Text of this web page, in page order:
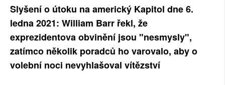
Slyšení o útoku na americký Kapitol dne 6.
ledna 2021: William Barr řekl, že
exprezidentova obvinění jsou "nesmysly",
zatímco několik poradců ho varovalo, aby o
volební noci nevyhlašoval vítězství